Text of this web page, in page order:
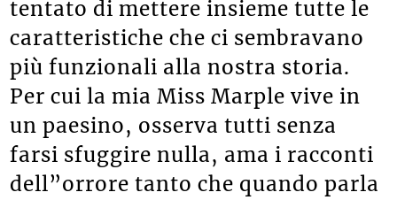
tentato di mettere insieme tutte le
caratteristiche che ci sembravano
più funzionali alla nostra storia.
Per cui la mia Miss Marple vive in
un paesino, osserva tutti senza
farsi sfuggire nulla, ama i racconti
dell”orrore tanto che quando parla